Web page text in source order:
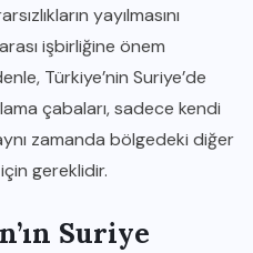
yayılmasını
işbirliğine önem
Türkiye’nin Suriye’de
çabaları, sadece kendi
zamanda bölgedeki diğer
gereklidir.
Suriye